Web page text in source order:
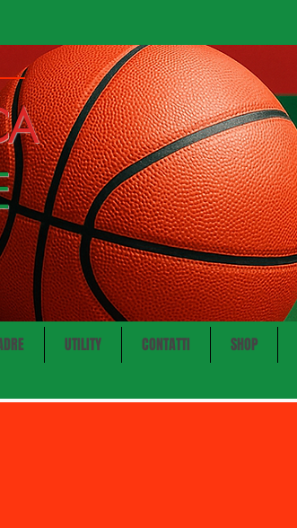
UTILITY CONTATTI SHOP